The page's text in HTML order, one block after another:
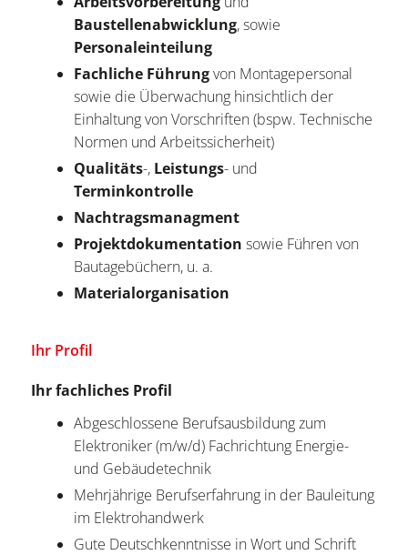
Baustellenabwicklung, sowie
Personaleinteilung
Fachliche Führungvon Montagepersonal
sowie die Überwachung hinsichtlich der
Einhaltung von Vorschriften (bspw. Technische
Normen und Arbeitssicherheit)
Qualitäts-, Leistungs- und
Terminkontrolle
Nachtragsmanagment
Projektdokumentation sowie Führen von
Bautagebüchern, u. a.
Materialorganisation
Ihr Profil
Ihr fachliches Profil
Abgeschlossene Berufsausbildung zum
Elektroniker (m/w/d) Fachrichtung Energie-
und Gebäudetechnik
Mehrjährige Berufserfahrung in der Bauleitung
im Elektrohandwerk
Gute Deutschkenntnisse in Wort und Schrift